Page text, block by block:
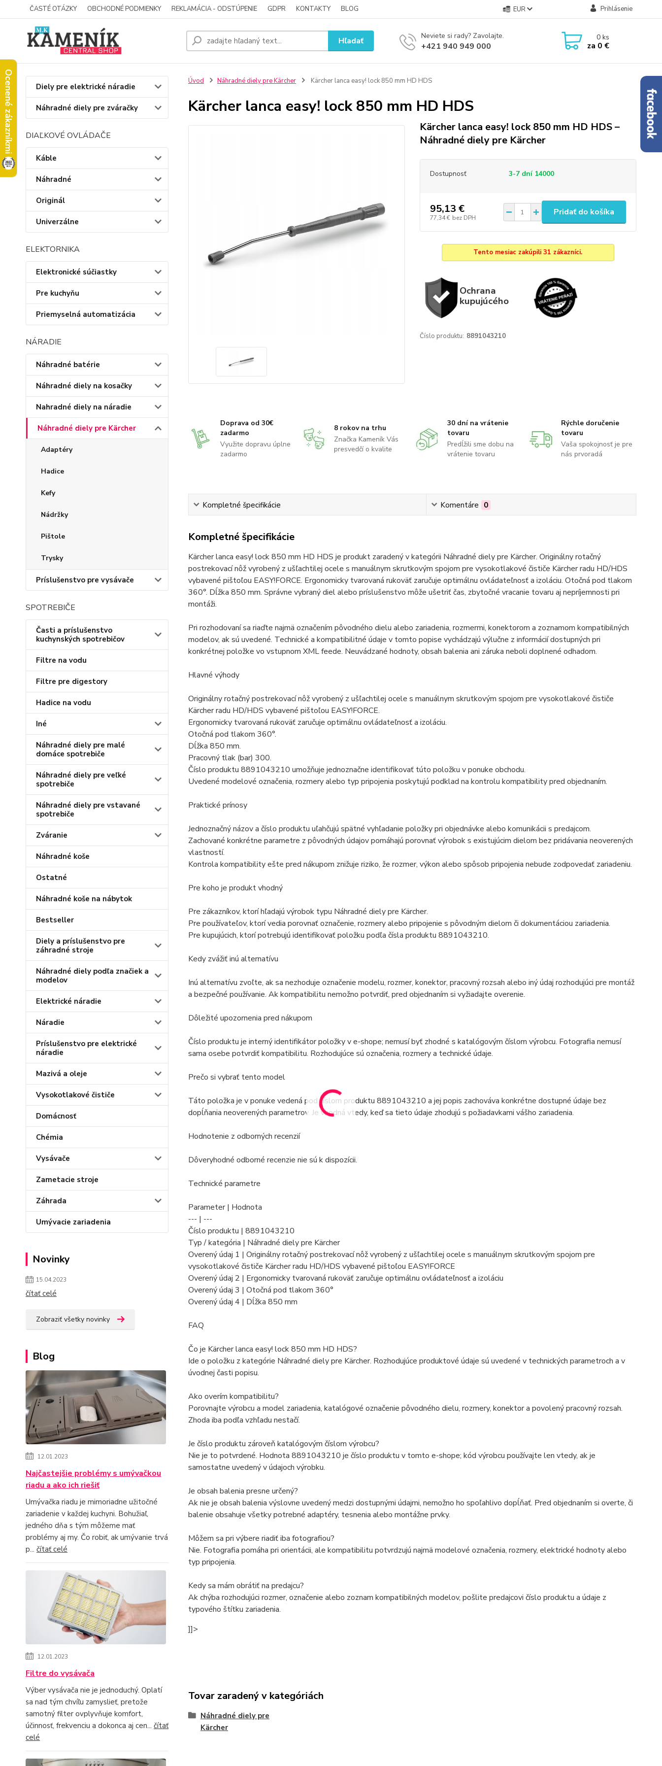
Ocenené zákazníkmi
ČASTÉ OTÁZKY OBCHODNÉ PODMIENKY REKLAMÁCIA - ODSTÚPENIE GDPR KONTAKTY BLOG EUR Prihlásenie
Hľadať Neviete si rady? Zavolajte.
+421 940 949 000
0ks
za 0 €
Diely pre elektrické náradie
Náhradné diely pre zváračky
DIAĽKOVÉ OVLÁDAČE
Káble
Náhradné
Originál
Univerzálne
ELEKTORNIKA
Elektronické súčiastky
Pre kuchyňu
Priemyselná automatizácia
NÁRADIE
Náhradné batérie
Náhradné diely na kosačky
Nahradné diely na náradie
Náhradné diely pre Kärcher
Adaptéry
Hadice
Kefy
Nádržky
Pištole
Trysky
Príslušenstvo pre vysávače
SPOTREBIČE
Časti a príslušenstvo
kuchynských spotrebičov
Filtre na vodu
Filtre pre digestory
Hadice na vodu
Iné
Náhradné diely pre malé
domáce spotrebiče
Náhradné diely pre veľké
spotrebiče
Náhradné diely pre vstavané
spotrebiče
Zváranie
Náhradné koše
Ostatné
Náhradné koše na nábytok
Bestseller
Diely a príslušenstvo pre
záhradné stroje
Náhradné diely podľa značiek a
modelov
Elektrické náradie
Náradie
Príslušenstvo pre elektrické
náradie
Mazivá a oleje
Vysokotlakové čističe
Domácnosť
Chémia
Vysávače
Zametacie stroje
Záhrada
Umývacie zariadenia
Novinky
15.04.2023
čítať celé
Zobraziť všetky novinky
Blog
12.01.2023
Najčastejšie problémy s umývačkou
riadu a ako ich riešiť
Umývačka riadu je mimoriadne užitočné
zariadenie v každej kuchyni. Bohužiaľ,
jedného dňa s tým môžeme mať
problémy aj my. Čo robiť, ak umývanie trvá
p... čítať celé
12.01.2023
Filtre do vysávača
Výber vysávača nie je jednoduchý. Oplatí
sa nad tým chvíľu zamyslieť, pretože
samotný filter ovplyvňuje komfort,
účinnosť, frekvenciu a dokonca aj cen... čítať
celé
Úvod Náhradné diely pre Kärcher Kärcher lanca easy! lock 850 mm HD HDS
Kärcher lanca easy! lock 850 mm HD HDS
Kärcher lanca easy! lock 850 mm HD HDS –
Náhradné diely pre Kärcher
Dostupnosť 3-7 dní 14000
95,13 €
77,34 € bez DPH
Pridať do košíka
Tento mesiac zakúpili 31 zákazníci.
Ochrana
kupujúcého
Číslo produktu: 8891043210
Doprava od 30€
zadarmo
Využite dopravu úplne
zadarmo
8 rokov na trhu
Značka Kameník Vás
presvedčí o kvalite
30 dní na vrátenie
tovaru
Predĺžili sme dobu na
vrátenie tovaru
Rýchle doručenie
tovaru
Vaša spokojnosť je pre
nás prvoradá
Kompletné špecifikácie Komentáre 0
Kompletné špecifikácie
Kärcher lanca easy! lock 850 mm HD HDS je produkt zaradený v kategórii Náhradné diely pre Kärcher. Originálny rotačný
postrekovací nôž vyrobený z ušľachtilej ocele s manuálnym skrutkovým spojom pre vysokotlakové čističe Kärcher radu HD/HDS
vybavené pištoľou EASY!FORCE. Ergonomicky tvarovaná rukoväť zaručuje optimálnu ovládateľnosť a izoláciu. Otočná pod tlakom
360°. Dĺžka 850 mm. Správne vybraný diel alebo príslušenstvo môže ušetriť čas, zbytočné vracanie tovaru aj nepríjemnosti pri
montáži.
Pri rozhodovaní sa riaďte najmä označením pôvodného dielu alebo zariadenia, rozmermi, konektorom a zoznamom kompatibilných
modelov, ak sú uvedené. Technické a kompatibilitné údaje v tomto popise vychádzajú výlučne z informácií dostupných pri
konkrétnej položke vo vstupnom XML feede. Neuvádzané hodnoty, obsah balenia ani záruka neboli doplnené odhadom.
Hlavné výhody
Originálny rotačný postrekovací nôž vyrobený z ušľachtilej ocele s manuálnym skrutkovým spojom pre vysokotlakové čističe
Kärcher radu HD/HDS vybavené pištoľou EASY!FORCE.
Ergonomicky tvarovaná rukoväť zaručuje optimálnu ovládateľnosť a izoláciu.
Otočná pod tlakom 360°.
Dĺžka 850 mm.
Pracovný tlak (bar) 300.
Číslo produktu 8891043210 umožňuje jednoznačne identifikovať túto položku v ponuke obchodu.
Uvedené modelové označenia, rozmery alebo typ pripojenia poskytujú podklad na kontrolu kompatibility pred objednaním.
Praktické prínosy
Jednoznačný názov a číslo produktu uľahčujú spätné vyhľadanie položky pri objednávke alebo komunikácii s predajcom.
Zachované konkrétne parametre z pôvodných údajov pomáhajú porovnať výrobok s existujúcim dielom bez pridávania neoverených
vlastností.
Kontrola kompatibility ešte pred nákupom znižuje riziko, že rozmer, výkon alebo spôsob pripojenia nebude zodpovedať zariadeniu.
Pre koho je produkt vhodný
Pre zákazníkov, ktorí hľadajú výrobok typu Náhradné diely pre Kärcher.
Pre používateľov, ktorí vedia porovnať označenie, rozmery alebo pripojenie s pôvodným dielom či dokumentáciou zariadenia.
Pre kupujúcich, ktorí potrebujú identifikovať položku podľa čísla produktu 8891043210.
Kedy zvážiť inú alternatívu
Inú alternatívu zvoľte, ak sa nezhoduje označenie modelu, rozmer, konektor, pracovný rozsah alebo iný údaj rozhodujúci pre montáž
a bezpečné používanie. Ak kompatibilitu nemožno potvrdiť, pred objednaním si vyžiadajte overenie.
Dôležité upozornenia pred nákupom
Číslo produktu je interný identifikátor položky v e-shope; nemusí byť zhodné s katalógovým číslom výrobcu. Fotografia nemusí
sama osebe potvrdiť kompatibilitu. Rozhodujúce sú označenia, rozmery a technické údaje.
Prečo si vybrať tento model
Táto položka je v ponuke vedená pod číslom produktu 8891043210 a jej popis zachováva konkrétne dostupné údaje bez
dopĺňania neoverených parametrov. Je vhodná vtedy, keď sa tieto údaje zhodujú s požiadavkami vášho zariadenia.
Hodnotenie z odborných recenzií
Dôveryhodné odborné recenzie nie sú k dispozícii.
Technické parametre
Parameter | Hodnota
--- | ---
Číslo produktu | 8891043210
Typ / kategória | Náhradné diely pre Kärcher
Overený údaj 1 | Originálny rotačný postrekovací nôž vyrobený z ušľachtilej ocele s manuálnym skrutkovým spojom pre
vysokotlakové čističe Kärcher radu HD/HDS vybavené pištoľou EASY!FORCE
Overený údaj 2 | Ergonomicky tvarovaná rukoväť zaručuje optimálnu ovládateľnosť a izoláciu
Overený údaj 3 | Otočná pod tlakom 360°
Overený údaj 4 | Dĺžka 850 mm
FAQ
Čo je Kärcher lanca easy! lock 850 mm HD HDS?
Ide o položku z kategórie Náhradné diely pre Kärcher. Rozhodujúce produktové údaje sú uvedené v technických parametroch a v
úvodnej časti popisu.
Ako overím kompatibilitu?
Porovnajte výrobcu a model zariadenia, katalógové označenie pôvodného dielu, rozmery, konektor a povolený pracovný rozsah.
Zhoda iba podľa vzhľadu nestačí.
Je číslo produktu zároveň katalógovým číslom výrobcu?
Nie je to potvrdené. Hodnota 8891043210 je číslo produktu v tomto e-shope; kód výrobcu používajte len vtedy, ak je
samostatne uvedený v údajoch výrobku.
Je obsah balenia presne určený?
Ak nie je obsah balenia výslovne uvedený medzi dostupnými údajmi, nemožno ho spoľahlivo dopĺňať. Pred objednaním si overte, či
balenie obsahuje všetky potrebné adaptéry, tesnenia alebo montážne prvky.
Môžem sa pri výbere riadiť iba fotografiou?
Nie. Fotografia pomáha pri orientácii, ale kompatibilitu potvrdzujú najmä modelové označenia, rozmery, elektrické hodnoty alebo
typ pripojenia.
Kedy sa mám obrátiť na predajcu?
Ak chýba rozhodujúci rozmer, označenie alebo zoznam kompatibilných modelov, pošlite predajcovi číslo produktu a údaje z
typového štítku zariadenia.
]]>
Tovar zaradený v kategóriách
Náhradné diely pre
Kärcher